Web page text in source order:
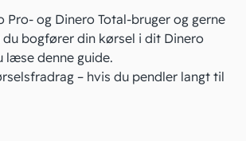
Pro- og Dinero Total-bruger og gerne
bogfører din kørsel i dit Dinero
læse denne guide.
– hvis du pendler langt til